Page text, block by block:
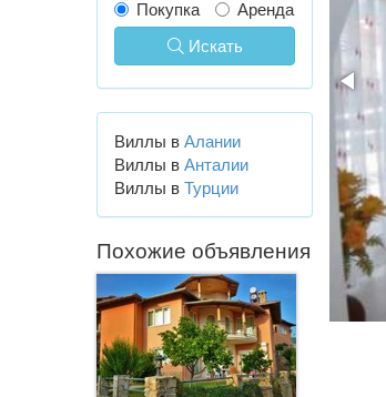
Покупка
Аренда
Искать
Виллы в Алании
Виллы в Анталии
Виллы в Турции
Похожие объявления